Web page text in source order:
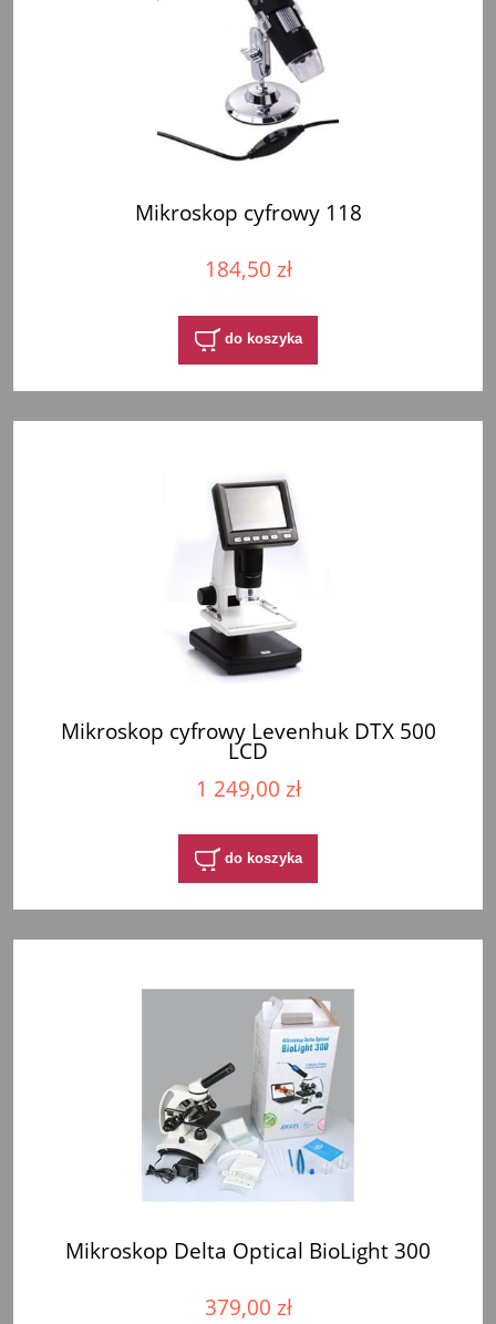
Mikroskop cyfrowy 118
184,50 zł
do koszyka
Mikroskop cyfrowy Levenhuk DTX 500
LCD
1 249,00 zł
do koszyka
Mikroskop Delta Optical BioLight 300
379,00 zł